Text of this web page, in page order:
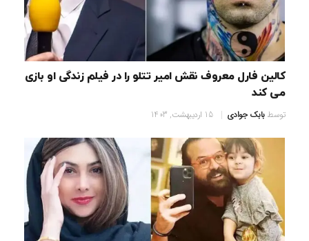
کالین فارل معروف نقش امیر تتلو را در فیلم زندگی او بازی
می کند
توسطبابک جوادی 15 اردیبهشت, 1403